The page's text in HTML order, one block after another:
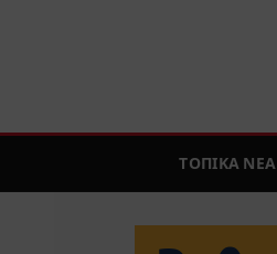
ΤΟΠΙΚΑ ΝΕΑ